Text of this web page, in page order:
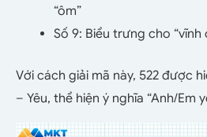
“ôm”
Số 9: Biểu trưng cho “vĩnh
Với cách giải mã này, 522 được
– Yêu, thể hiện ý nghĩa “Anh/Em